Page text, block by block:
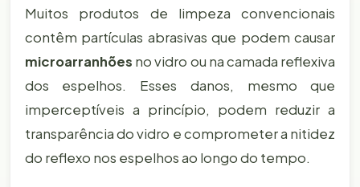
Muitos produtos de limpeza convencionais
contêm partículas abrasivas que podem causar
microarranhões no vidro ou na camada reflexiva
dos espelhos. Esses danos, mesmo que
imperceptíveis a princípio, podem reduzir a
transparência do vidro e comprometer a nitidez
do reflexo nos espelhos ao longo do tempo.